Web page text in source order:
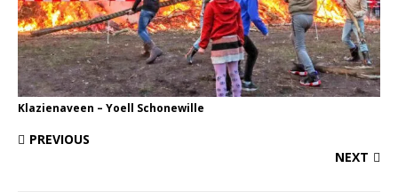
Klazienaveen – Yoell Schonewille
PREVIOUS
NEXT